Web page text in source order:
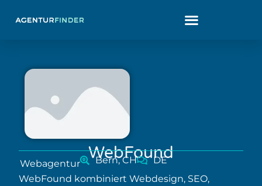
WebFound
Webagentur Bern, CH
DE
WebFound kombiniert Webdesign, SEO,